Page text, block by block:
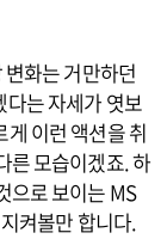
화는 거만하던
는 자세가 엿보
이런 액션을 취
른 모습이겠죠. 하
으로 보이는 MS
켜볼만 합니다.